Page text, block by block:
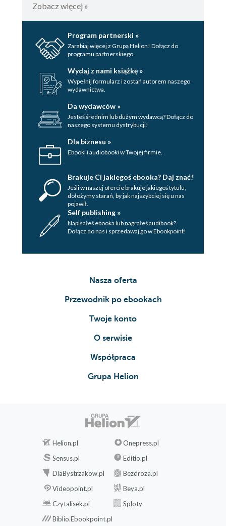
Zobacz więcej »
Program partnerski »
Zarabiaj więcej z Grupą Helion! Dołącz do
programu partnerskiego.
Wydaj z nami książkę »
Wypełnij formularz i zostań autorem naszego
wydawnictwa.
Da wydawców »
Jesteś średnim lub dużym wydawcą? Dołącz do
naszego systemu dystrybucji!
Dla biznesu »
Ebooki i audiobooki w Twojej firmie.
Brakuje Ci jakiegoś ebooka? Daj znać!
Jeśli w naszej ofercie brakuje jakiegoś tytulu,
dołożymy starań, by jak najszybciej się u nas
pojawił.
Self publishing »
Napisałeś ebooka lub nagrałeś audibook?
Dołącz do nas i sprzedawaj go w Ebookpoint!
Nasza oferta
Przewodnik po ebookach
Twoje konto
O serwisie
Współpraca
Grupa Helion
Helion.pl
Onepress.pl
Sensus.pl
Editio.pl
DlaBystrzakow.pl
Bezdroza.pl
Videopoint.pl
Beya.pl
Czytalisek.pl
Sploty
Biblio.Ebookpoint.pl